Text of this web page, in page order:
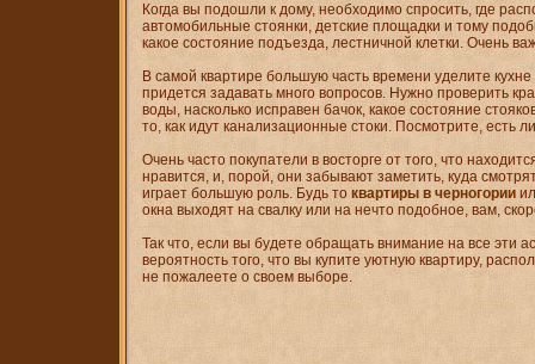
Когда вы подошли к дому, необходимо спросить, где
автомобильные стоянки, детские площадки и тому
какое состояние подъезда, лестничной клетки. Очень
В самой квартире большую часть времени уделите
придется задавать много вопросов. Нужно проверить
воды, насколько исправен бачок, какое состояние
то, как идут канализационные стоки. Посмотрите, есть
Очень часто покупатели в восторге от того, что
нравится, и, порой, они забывают заметить, куда
играет большую роль. Будь то квартиры в черногории
окна выходят на свалку или на нечто подобное, вам,
Так что, если вы будете обращать внимание на все эти
вероятность того, что вы купите уютную квартиру,
не пожалеете о своем выборе.